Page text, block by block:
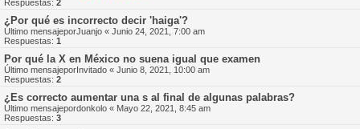
Respuestas: 2
¿Por qué es incorrecto decir 'haiga'?
Último mensajeporJuanjo « Junio 24, 2021, 7:00 am
Respuestas: 1
Por qué la X en México no suena igual que examen
Último mensajeporInvitado « Junio 8, 2021, 10:00 am
Respuestas: 2
¿Es correcto aumentar una s al final de algunas palabras?
Último mensajepordonkolo « Mayo 22, 2021, 8:45 am
Respuestas: 3